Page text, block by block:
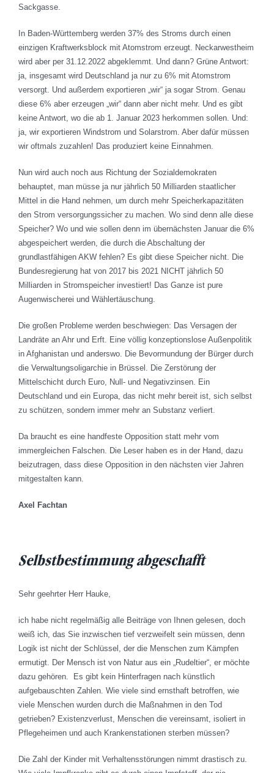
Sackgasse.
In Baden-Württemberg werden 37% des Stroms durch einen
einzigen Kraftwerksblock mit Atomstrom erzeugt. Neckarwestheim
wird aber per 31.12.2022 abgeklemmt. Und dann? Grüne Antwort:
ja, insgesamt wird Deutschland ja nur zu 6% mit Atomstrom
versorgt. Und außerdem exportieren „wir“ ja sogar Strom. Genau
diese 6% aber erzeugen „wir“ dann aber nicht mehr. Und es gibt
keine Antwort, wo die ab 1. Januar 2023 herkommen sollen. Und:
ja, wir exportieren Windstrom und Solarstrom. Aber dafür müssen
wir oftmals zuzahlen! Das produziert keine Einnahmen.
Nun wird auch noch aus Richtung der Sozialdemokraten
behauptet, man müsse ja nur jährlich 50 Milliarden staatlicher
Mittel in die Hand nehmen, um durch mehr Speicherkapazitäten
den Strom versorgungssicher zu machen. Wo sind denn alle diese
Speicher? Wo und wie sollen denn im übernächsten Januar die 6%
abgespeichert werden, die durch die Abschaltung der
grundlastfähigen AKW fehlen? Es gibt diese Speicher nicht. Die
Bundesregierung hat von 2017 bis 2021 NICHT jährlich 50
Milliarden in Stromspeicher investiert! Das Ganze ist pure
Augenwischerei und Wählertäuschung.
Die großen Probleme werden beschwiegen: Das Versagen der
Landräte an Ahr und Erft. Eine völlig konzeptionslose Außenpolitik
in Afghanistan und anderswo. Die Bevormundung der Bürger durch
die Verwaltungsoligarchie in Brüssel. Die Zerstörung der
Mittelschicht durch Euro, Null- und Negativzinsen. Ein
Deutschland und ein Europa, das nicht mehr bereit ist, sich selbst
zu schützen, sondern immer mehr an Substanz verliert.
Da braucht es eine handfeste Opposition statt mehr vom
immergleichen Falschen. Die Leser haben es in der Hand, dazu
beizutragen, dass diese Opposition in den nächsten vier Jahren
mitgestalten kann.
Axel Fachtan
Selbstbestimmung abgeschafft
Sehr geehrter Herr Hauke,
ich habe nicht regelmäßig alle Beiträge von Ihnen gelesen, doch
weiß ich, das Sie inzwischen tief verzweifelt sein müssen, denn
Logik ist nicht der Schlüssel, der die Menschen zum Kämpfen
ermutigt. Der Mensch ist von Natur aus ein „Rudeltier“, er möchte
dazu gehören. Es gibt kein Hinterfragen nach künstlich
aufgebauschten Zahlen. Wie viele sind ernsthaft betroffen, wie
viele Menschen wurden durch die Maßnahmen in den Tod
getrieben? Existenzverlust, Menschen die vereinsamt, isoliert in
Pflegeheimen und auch Krankenstationen sterben müssen?
Die Zahl der Kinder mit Verhaltensstörungen nimmt drastisch zu.